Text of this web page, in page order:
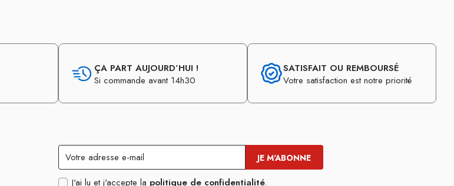
ÇA PART AUJOURD’HUI !
Si commande avant 14h30
SATISFAIT OU REMBOURSÉ
Votre satisfaction est notre priorité
J'ai lu et j'accepte la politique de confidentialité.